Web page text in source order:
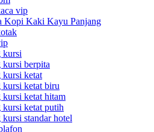
vip
Kopi Kaki Kayu Panjang
kursi
kursi berpita
kursi ketat
kursi ketat biru
kursi ketat hitam
kursi ketat putih
standar hotel